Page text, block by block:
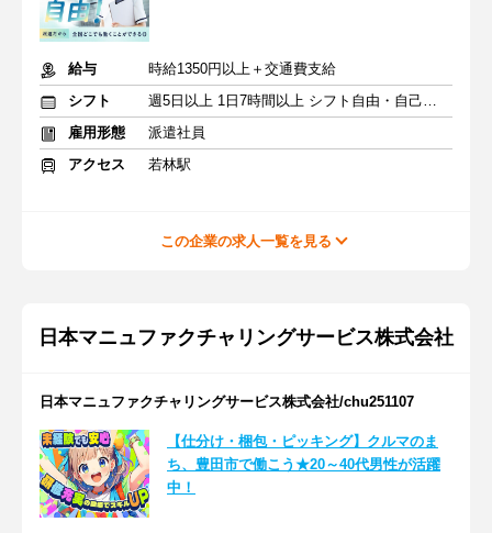
給与
時給1350円以上＋交通費支給
シフト
週5日以上 1日7時間以上 シフト自由・自己申告
雇用形態
派遣社員
アクセス
若林駅
この企業の求人一覧を見る
日本マニュファクチャリングサービス株式会社
日本マニュファクチャリングサービス株式会社/chu251107
【仕分け・梱包・ピッキング】クルマのま
ち、豊田市で働こう★20～40代男性が活躍
中！